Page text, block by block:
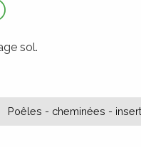
sol.
Poêles - cheminées -